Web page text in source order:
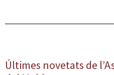
Últimes novetats de